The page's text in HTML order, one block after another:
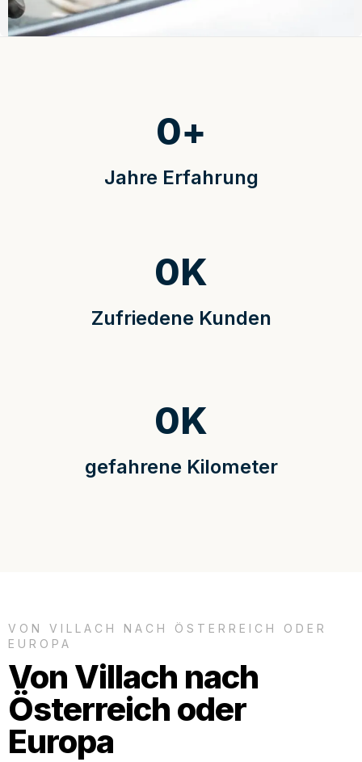
Jahre Erfahrung
0+
Zufriedene Kunden
0K
gefahrene Kilometer
0K
VON VILLACH NACH ÖSTERREICH ODER
EUROPA
Von Villach nach
Österreich oder
Europa